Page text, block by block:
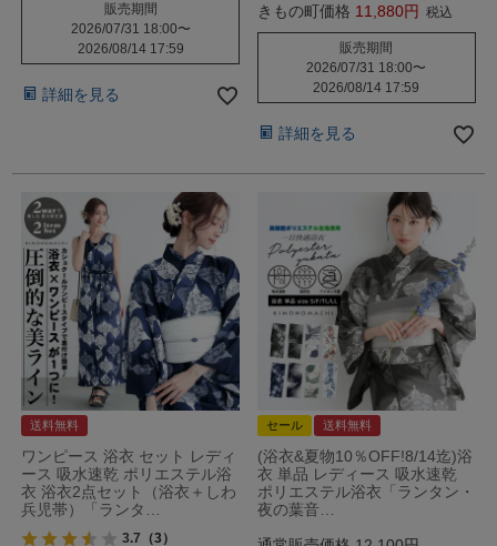
販売期間
2026/07/31 18:00〜
2026/08/14 17:59
詳細を見る
きもの町価格 11,880 税込
販売期間
2026/07/31 18:00〜
2026/08/14 17:59
詳細を見る
送料無料
ワンピース 浴衣 セット レディ
ース 吸水速乾 ポリエステル浴
衣 浴衣2点セット（浴衣＋しわ
兵児帯）「ランタ…
3.7 （3）
セール 送料無料
(浴衣&夏物10％OFF!8/14迄)浴
衣 単品 レディース 吸水速乾
ポリエステル浴衣「ランタン・
夜の葉音…